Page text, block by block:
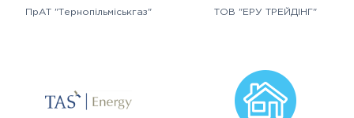
ПрАТ "Тернопільміськгаз" ТОВ "ЕРУ ТРЕЙДІНГ"